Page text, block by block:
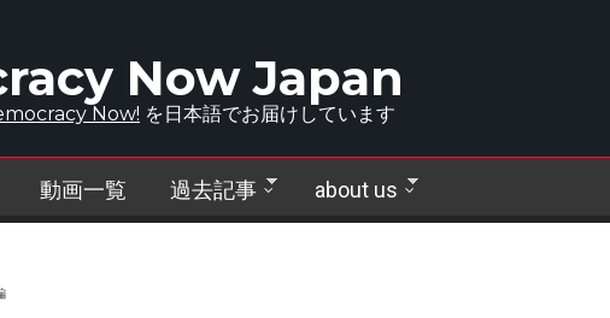
Now Japan
Now! を日本語でお届けしています
動画一覧 過去記事 about us